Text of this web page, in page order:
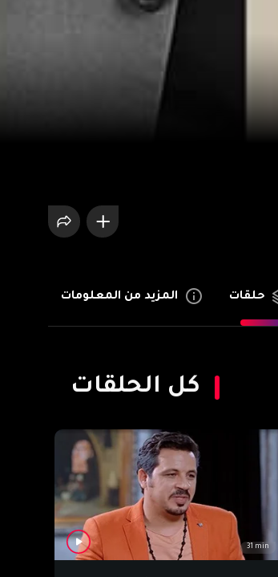
حلقات المزيد من المعلومات
كل الحلقات
31 min